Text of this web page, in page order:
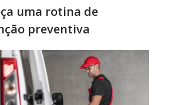
uma rotina de
preventiva